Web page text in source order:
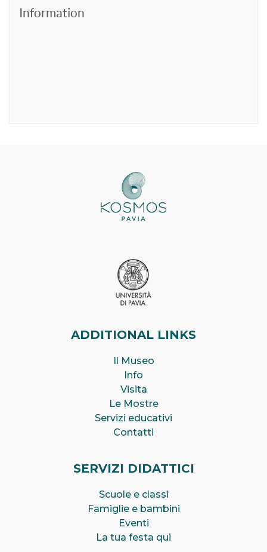
Information
ADDITIONAL LINKS
Il Museo
Info
Visita
Le Mostre
Servizi educativi
Contatti
SERVIZI DIDATTICI
Scuole e classi
Famiglie e bambini
Eventi
La tua festa qui